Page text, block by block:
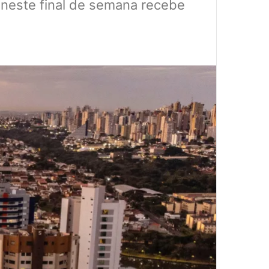
final de semana recebe